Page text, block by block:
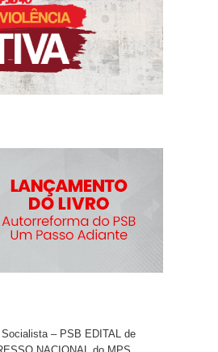
– PSB EDITAL de